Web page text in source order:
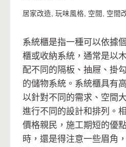
居家改造 玩味風格 空間 空間
系統櫃是指一種可以依據
櫃或收納系統，通常是以
配不同的隔板、抽屜、掛
的儲物系統。系統櫃具有
以針對不同的需求、空間
進行不同的設計和排列。
價格親民，施工期短的優
時，還是得注意一些眉角